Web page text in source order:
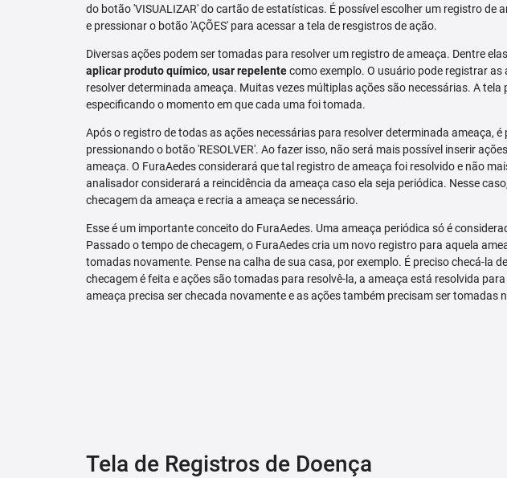
do botão 'VISUALIZAR' do cartão de estatísticas. É possível escolher um registro de
e pressionar o botão 'AÇÕES' para acessar a tela de resgistros de ação.
Diversas ações podem ser tomadas para resolver um registro de ameaça. Dentre
aplicar produto químico, usar repelentecomo exemplo. O usuário pode registrar
resolver determinada ameaça. Muitas vezes múltiplas ações são necessárias. A tela
especificando o momento em que cada uma foi tomada.
Após o registro de todas as ações necessárias para resolver determinada ameaça, é
pressionando o botão 'RESOLVER'. Ao fazer isso, não será mais possível inserir
ameaça. O FuraAedes considerará que tal registro de ameaça foi resolvido e não
analisador considerará a reincidência da ameaça caso ela seja periódica. Nesse
checagem da ameaça e recria a ameaça se necessário.
Esse é um importante conceito do FuraAedes. Uma ameaça periódica só é
Passado o tempo de checagem, o FuraAedes cria um novo registro para aquela
tomadas novamente. Pense na calha de sua casa, por exemplo. É preciso checá-la
checagem é feita e ações são tomadas para resolvê-la, a ameaça está resolvida
ameaça precisa ser checada novamente e as ações também precisam ser tomadas
Tela de Registros de Doença